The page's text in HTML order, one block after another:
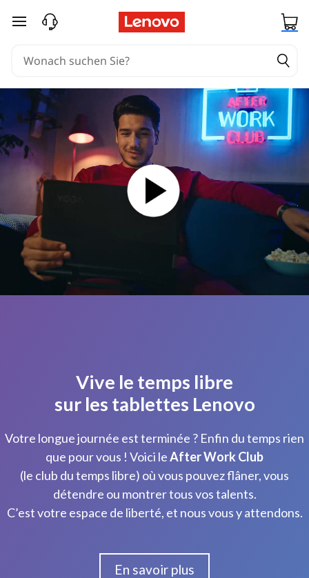
zum Hauptinhalt springen
Vive le temps libre
sur les tablettes Lenovo
Votre longue journée est terminée ? Enfin du temps rien
que pour vous ! Voici leAfter Work Club
(le club du temps libre) où vous pouvez flâner, vous
détendre ou montrer tous vos talents.
C’est votre espace de liberté, et nous vous y attendons.
En savoir plus